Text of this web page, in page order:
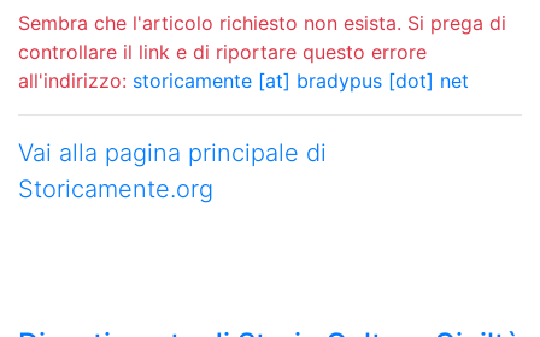
Sembra che l'articolo richiesto non esista. Si prega di
controllare il link e di riportare questo errore
all'indirizzo: storicamente [at] bradypus [dot] net
Vai alla pagina principale di
Storicamente.org